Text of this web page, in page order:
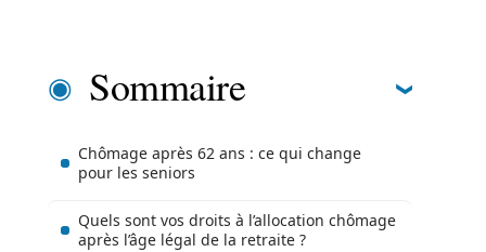
Sommaire
Chômage après 62 ans : ce qui change
pour les seniors
Quels sont vos droits à l’allocation chômage
après l’âge légal de la retraite ?